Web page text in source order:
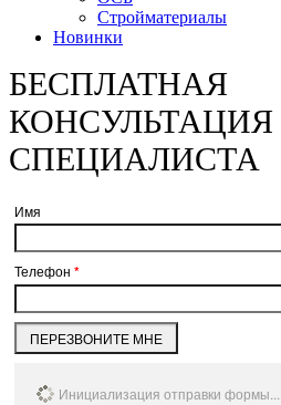
Стройматериалы
Новинки
БЕСПЛАТНАЯ
КОНСУЛЬТАЦИЯ
СПЕЦИАЛИСТА
Имя
Телефон *
ПЕРЕЗВОНИТЕ МНЕ
Инициализация отправки формы...